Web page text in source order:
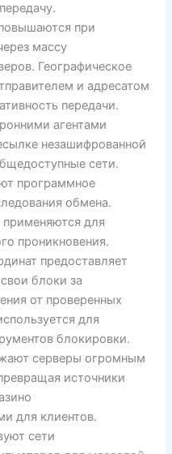
при
массу
Географическое
и адресатом
передачи.
агентами
незашифрованной
сети.
программное
обмена.
для
проникновения.
предоставляет
блоки за
от проверенных
для
блокировки.
серверы огромным
источники
для клиентов.
сети